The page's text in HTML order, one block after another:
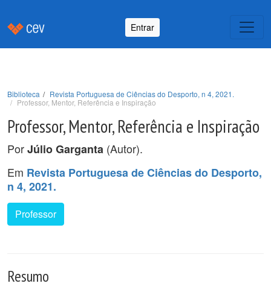
Entrar
Biblioteca
Revista Portuguesa de Ciências do Desporto, n 4, 2021.
Professor, Mentor, Referência e Inspiração
Professor, Mentor, Referência e Inspiração
PorJúlio Garganta (Autor).
Em Revista Portuguesa de Ciências do Desporto,
n 4, 2021.
Professor
Resumo